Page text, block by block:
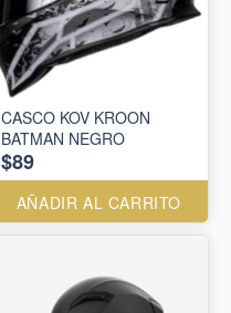
CASCO KOV KROON
BATMAN NEGRO
$89
AÑADIR AL CARRITO